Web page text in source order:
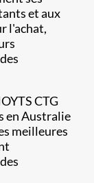
et aux
l'achat,
CTG
en Australie
meilleures